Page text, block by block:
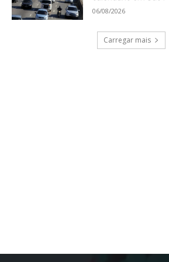
06/08/2026
Carregar mais